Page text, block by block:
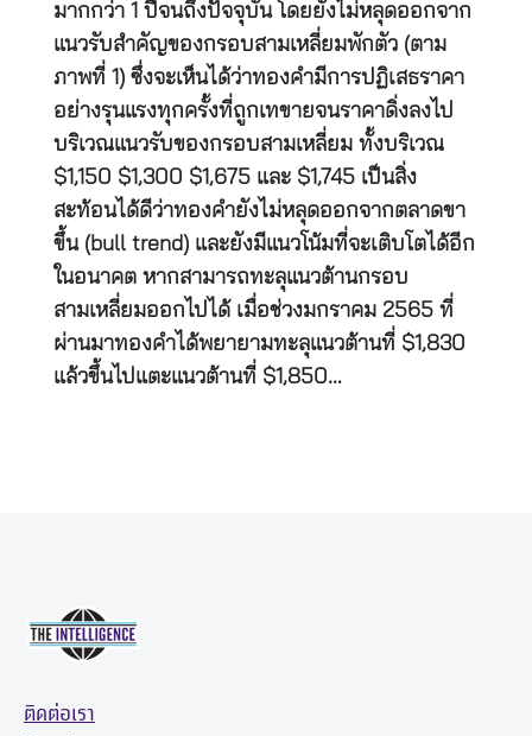
มากกว่า 1 ปีจนถึงปัจจุบัน โดยยังไม่หลุดออกจาก
แนวรับสำคัญของกรอบสามเหลี่ยมพักตัว (ตาม
ภาพที่ 1) ซึ่งจะเห็นได้ว่าทองคำมีการปฏิเสธราคา
อย่างรุนแรงทุกครั้งที่ถูกเทขายจนราคาดิ่งลงไป
บริเวณแนวรับของกรอบสามเหลี่ยม ทั้งบริเวณ
$1,150 $1,300 $1,675 และ $1,745 เป็นสิ่ง
สะท้อนได้ดีว่าทองคำยังไม่หลุดออกจากตลาดขา
ขึ้น (bull trend) และยังมีแนวโน้มที่จะเติบโตได้อีก
ในอนาคต หากสามารถทะลุแนวต้านกรอบ
สามเหลี่ยมออกไปได้ เมื่อช่วงมกราคม 2565 ที่
ผ่านมาทองคำได้พยายามทะลุแนวต้านที่ $1,830
แล้วขึ้นไปแตะแนวต้านที่ $1,850…
ติดต่อเรา